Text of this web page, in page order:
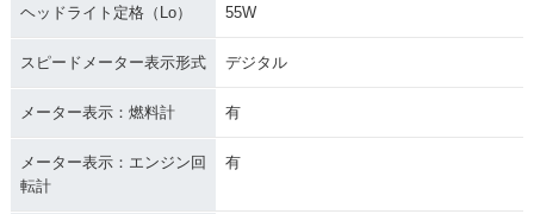
ヘッドライト定格（Lo） 55W
スピードメーター表示形式 デジタル
メーター表示：燃料計 有
メーター表示：エンジン回
転計
有